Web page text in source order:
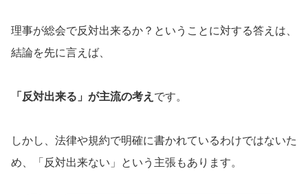
理事が総会で反対出来るか？ということに対する答えは、
結論を先に言えば、
「反対出来る」が主流の考え です。
しかし、法律や規約で明確に書かれているわけではないた
め、「反対出来ない」という主張もあります。